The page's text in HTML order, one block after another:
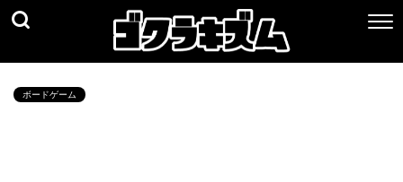
ボードゲーム